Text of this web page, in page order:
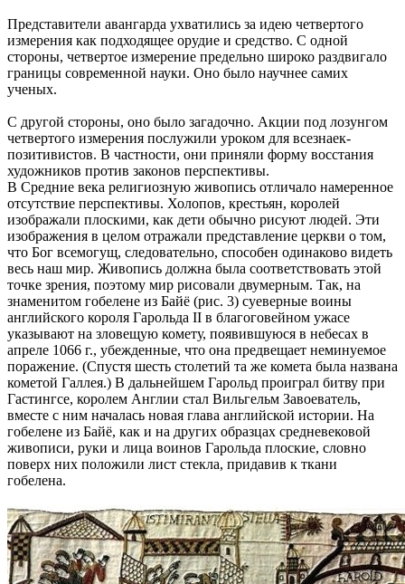
Представители авангарда ухватились за идею четвертого
измерения как подходящее орудие и средство. С одной
стороны, четвертое измерение предельно широко раздвигало
границы современной науки. Оно было научнее самих
ученых.
С другой стороны, оно было загадочно. Акции под лозунгом
четвертого измерения послужили уроком для всезнаек-
позитивистов. В частности, они приняли форму восстания
художников против законов перспективы.
В Средние века религиозную живопись отличало намеренное
отсутствие перспективы. Холопов, крестьян, королей
изображали плоскими, как дети обычно рисуют людей. Эти
изображения в целом отражали представление церкви о том,
что Бог всемогущ, следовательно, способен одинаково видеть
весь наш мир. Живопись должна была соответствовать этой
точке зрения, поэтому мир рисовали двумерным. Так, на
знаменитом гобелене из Байё (рис. 3) суеверные воины
английского короля Гарольда II в благоговейном ужасе
указывают на зловещую комету, появившуюся в небесах в
апреле 1066 г., убежденные, что она предвещает неминуемое
поражение. (Спустя шесть столетий та же комета была названа
кометой Галлея.) В дальнейшем Гарольд проиграл битву при
Гастингсе, королем Англии стал Вильгельм Завоеватель,
вместе с ним началась новая глава английской истории. На
гобелене из Байё, как и на других образцах средневековой
живописи, руки и лица воинов Гарольда плоские, словно
поверх них положили лист стекла, придавив к ткани
гобелена.